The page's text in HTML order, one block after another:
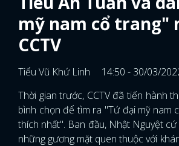
mỹ nam cổ trang"
CCTV
Tiểu Vũ Khứ Linh
14:50 - 30/03/
Thời gian trước, CCTV đã tiến hành
bình chọn để tìm ra "Tứ đại mỹ nam
thích nhất". Ban đầu, Nhật Nguyệt
những gương mặt quen thuộc với